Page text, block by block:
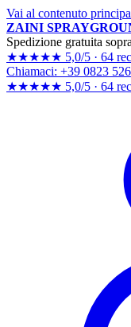
Vai al contenuto
ZAINI
Spedizione gratuita
★★★★★ 5,0/5 · 64
Chiamaci: +39 0823
★★★★★ 5,0/5 · 64